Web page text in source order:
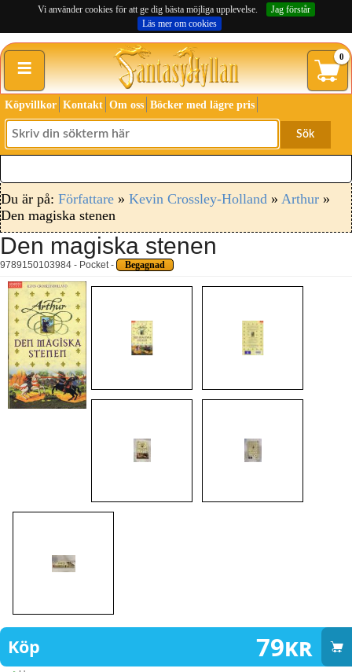
Vi använder cookies för att ge dig bästa möjliga upplevelse.
Jag förstår
Läs mer om cookies
≡ 0
Köpvillkor Kontakt Om oss Böcker med lägre pris
Sök
Du är på: Författare » Kevin Crossley-Holland » Arthur »
Den magiska stenen
Den magiska stenen
9789150103984 - Pocket - Begagnad
Köp 79kr